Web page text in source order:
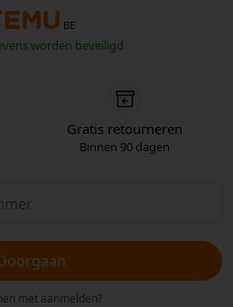
BE
worden beveiligd
Gratis retourneren
Binnen 90 dagen
met aanmelden?